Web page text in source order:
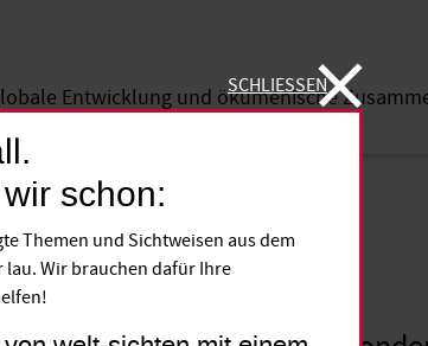
Entwicklung und ökumenische
SCHLIESSEN
schon:
Themen und Sichtweisen aus dem
Wir brauchen dafür Ihre